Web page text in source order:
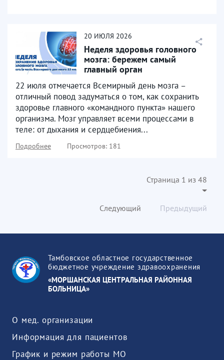
20 ИЮЛЯ 2026
Неделя здоровья головного
мозга: бережем самый
главный орган
22 июля отмечается Всемирный день мозга –
отличный повод задуматься о том, как сохранить
здоровье главного «командного пункта» нашего
организма. Мозг управляет всеми процессами в
теле: от дыхания и сердцебиения...
Подробнее Просмотров: 181
Страница 1 из 48
Предыдущий
Следующий
Тамбовское областное государственное
бюджетное учреждение здравоохранения
«МОРШАНСКАЯ ЦЕНТРАЛЬНАЯ РАЙОННАЯ
БОЛЬНИЦА»
О мед. организации
Информация для пациентов
График и режим работы МО